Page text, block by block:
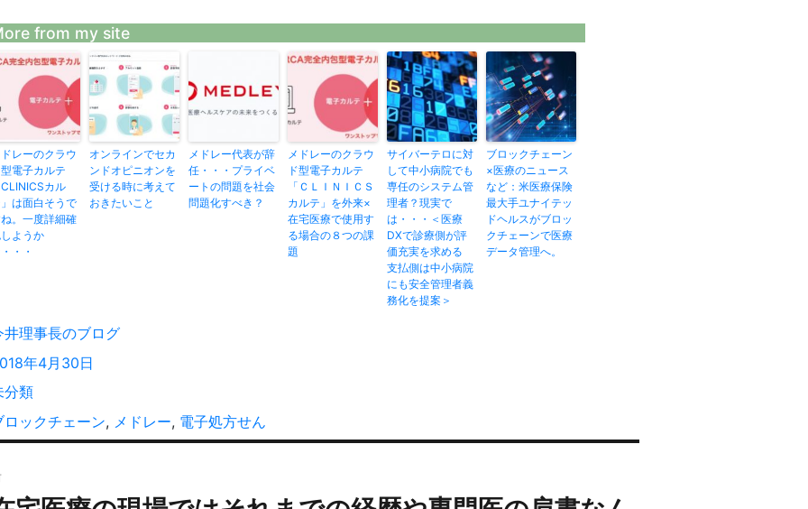
from my site
レーのクラウ
電子カルテ
カル
は面白そうで
。一度詳細確
ようか
・・
オンラインでセカ
ンドオピニオンを
受ける時に考えて
おきたいこと
メドレー代表が辞
任・・・プライベ
ートの問題を社会
問題化すべき？
メドレーのクラウ
ド型電子カルテ
「ＣＬＩＮＩＣＳ
カルテ」を外来×
在宅医療で使用す
る場合の８つの課
題
サイバーテロに対
して中小病院でも
専任のシステム管
理者？現実で
は・・・＜医療
DXで診療側が評
価充実を求める
支払側は中小病院
にも安全管理者義
務化を提案＞
ブロックチェーン
×医療のニュース
など：米医療保険
最大手ユナイテッ
ドヘルスがブロッ
クチェーンで医療
データ管理へ。
井理事長のブログ
年4月30日
分類
ロックチェーン, メドレー, 電子処方せん